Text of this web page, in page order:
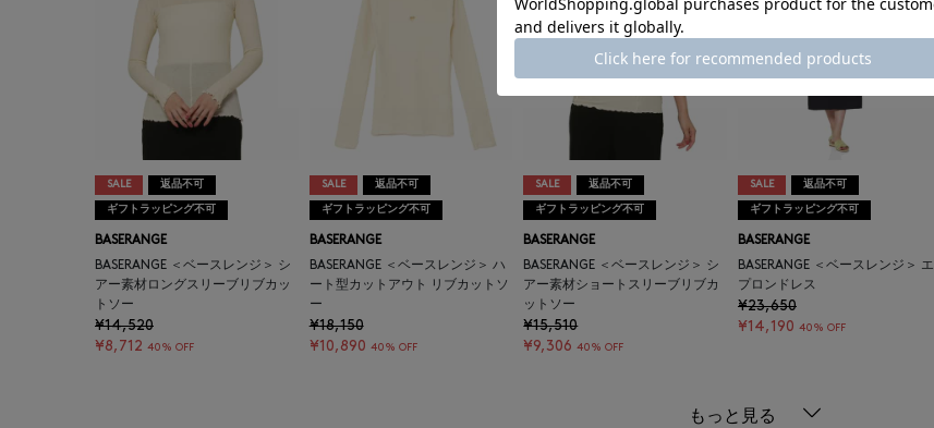
SALE 返品不可
ギフトラッピング不可
BASERANGE
BASERANGE ＜ベースレンジ＞ シ
アー素材ロングスリーブリブカッ
トソー
¥14,520
¥8,712 40% OFF
SALE 返品不可
ギフトラッピング不可
BASERANGE
BASERANGE ＜ベースレンジ＞ ハ
ート型カットアウト リブカットソ
ー
¥18,150
¥10,890 40% OFF
SALE 返品不可
ギフトラッピング不可
BASERANGE
BASERANGE ＜ベースレンジ＞ シ
アー素材ショートスリーブリブカ
ットソー
¥15,510
¥9,306 40% OFF
SALE 返品不可
ギフトラッピング不可
BASERANGE
BASERANGE ＜ベースレンジ＞ エ
プロンドレス
¥23,650
¥14,190 40% OFF
もっと見る